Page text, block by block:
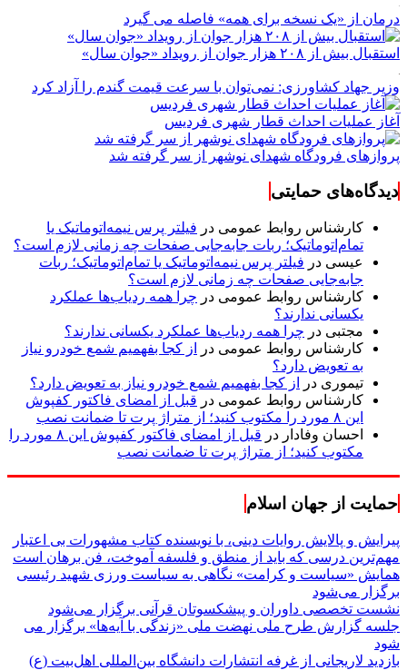
درمان از «یک نسخه برای همه» فاصله می گیرد
استقبال بیش از ۲۰۸ هزار جوان از رویداد «جوان سال»
وزیر جهاد کشاورزی: نمی‌توان با سرعت قیمت گندم را آزاد کرد
آغاز عملیات احداث قطار شهری فردیس
پروازهای فرودگاه شهدای نوشهر از سر گرفته شد
دیدگاه‌های حمایتی
کارشناس روابط عمومی در فیلتر پرس نیمه‌اتوماتیک یا
تمام‌اتوماتیک؛ ربات جابه‌جایی صفحات چه زمانی لازم است؟
عیسی در فیلتر پرس نیمه‌اتوماتیک یا تمام‌اتوماتیک؛ ربات
جابه‌جایی صفحات چه زمانی لازم است؟
کارشناس روابط عمومی در چرا همه ردیاب‌ها عملکرد
یکسانی ندارند؟
مجتبی در چرا همه ردیاب‌ها عملکرد یکسانی ندارند؟
کارشناس روابط عمومی در
از کجا بفهمیم شمع خودرو نیاز
به تعویض دارد؟
تیموری در
از کجا بفهمیم شمع خودرو نیاز به تعویض دارد؟
کارشناس روابط عمومی در قبل از امضای فاکتور کفپوش
این ۸ مورد را مکتوب کنید؛ از متراژ پرت تا ضمانت نصب
احسان وفادار در
قبل از امضای فاکتور کفپوش این ۸ مورد را
مکتوب کنید؛ از متراژ پرت تا ضمانت نصب
حمایت از جهان اسلام
پیرایش و پالایش روایات دینی، با نویسنده کتاب مشهورات بی اعتبار
مهم‌ترین درسی که باید از منطق و فلسفه آموخت، فن برهان است
همایش «سیاست و کرامت» نگاهی به سیاست ورزی شهید رئیسی
برگزار می‌شود
نشست تخصصی داوران و پیشکسوتان قرآنی برگزار می‌شود
جلسه گزارش طرح ملی نهضت ملی «زندگی با آیه‌ها» برگزار می
شود
بازدید لاریجانی از غرفه انتشارات دانشگاه بین‌المللی اهل‌بیت (ع)